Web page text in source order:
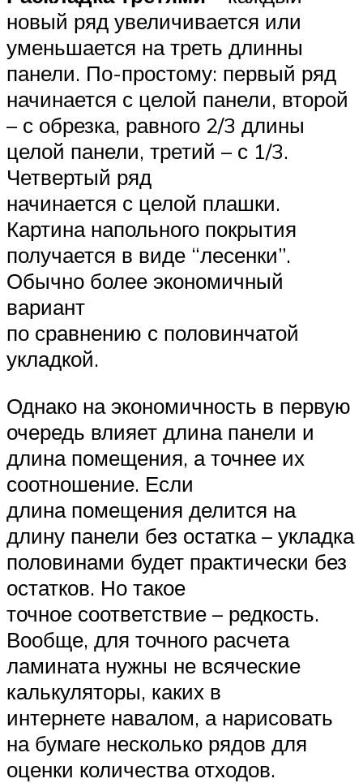
новый ряд увеличивается или
уменьшается на треть длинны
панели. По-простому: первый ряд
начинается с целой панели, второй
– с обрезка, равного 2/3 длины
целой панели, третий – с 1/3.
Четвертый ряд
начинается с целой плашки.
Картина напольного покрытия
получается в виде “лесенки”.
Обычно более экономичный
вариант
по сравнению с половинчатой
укладкой.
Однако на экономичность в первую
очередь влияет длина панели и
длина помещения, а точнее их
соотношение. Если
длина помещения делится на
длину панели без остатка – укладка
половинами будет практически без
остатков. Но такое
точное соответствие – редкость.
Вообще, для точного расчета
ламината нужны не всяческие
калькуляторы, каких в
интернете навалом, а нарисовать
на бумаге несколько рядов для
оценки количества отходов.